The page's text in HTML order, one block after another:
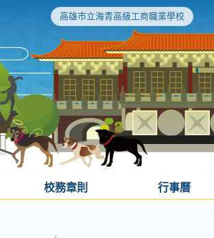
高雄市立海青高級工商職業學校
校務章則 行事曆